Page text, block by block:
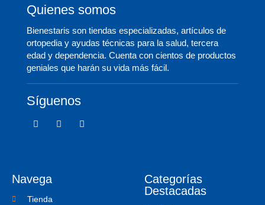
Quienes somos
Bienestaris son tiendas especializadas, artículos de
ortopedia y ayudas técnicas para la salud, tercera
edad y dependencia. Cuenta con cientos de productos
geniales que harán su vida más fácil.
Síguenos
F
a
k
f
T
w
I
c
Navega
Tienda
Categorías
Destacadas